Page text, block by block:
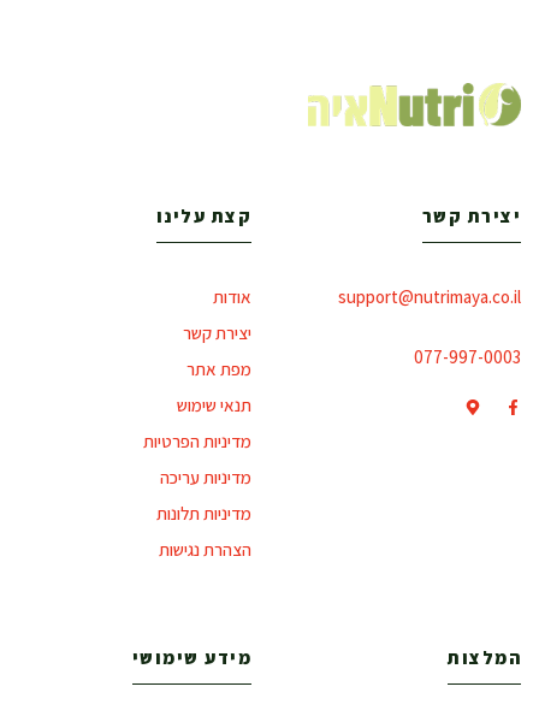
יצירת קשר
support@nutrimaya.co.il
077-997-0003
קצת עלינו
אודות
יצירת קשר
מפת אתר
תנאי שימוש
מדיניות הפרטיות
מדיניות עריכה
מדיניות תלונות
הצהרת נגישות
המלצות מידע שימושי